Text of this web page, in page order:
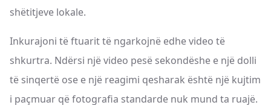
shëtitjeve lokale.
Inkurajoni të ftuarit të ngarkojnë edhe video të
shkurtra. Ndërsi një video pesë sekondëshe e një dolli
të sinqertë ose e një reagimi qesharak është një kujtim
i paçmuar që fotografia standarde nuk mund ta ruajë.